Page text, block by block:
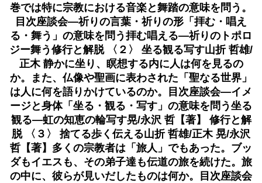
巻では特に宗教における音楽と舞踏の意味を問う。
目次座談会―祈りの言葉・祈りの形「拝む・唱え
る・舞う」の意味を問う拝む唱える―祈りのトポロ
ジー舞う修行と解脱 〈２〉 坐る観る写す山折 哲雄/
正木 静かに坐り、瞑想する内に人は何を見るの
か。また、仏像や聖画に表わされた「聖なる世界」
は人に何を語りかけているのか。目次座談会―イメ
ージと身体「坐る・観る・写す」の意味を問う坐る
観る―虹の知恵の輪写す晃/永沢 哲【著】 修行と解
脱 〈３〉 捨てる歩く伝える山折 哲雄/正木 晃/永沢
哲【著】多くの宗教者は「旅人」でもあった。ブッ
ダもイエスも、その弟子達も伝道の旅を続けた。旅
の中に、彼らが見いだしたものは何か。目次座談会